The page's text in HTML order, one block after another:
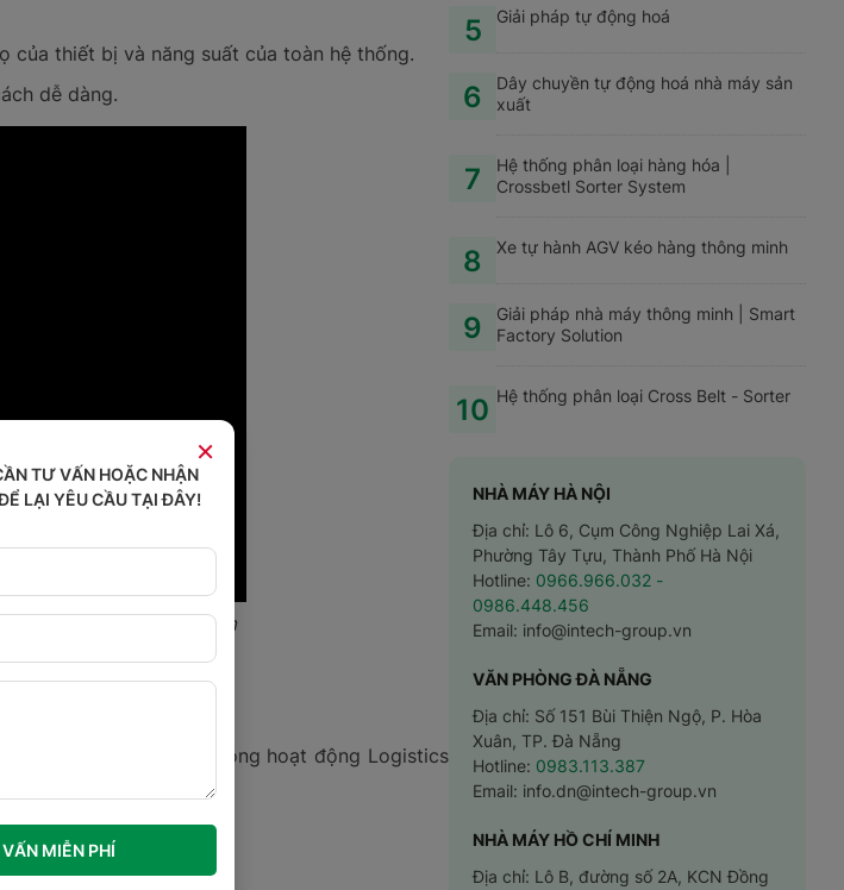
của thiết bị và năng suất của toàn hệ thống.
dễ dàng.
| Crossbetl Sorter System
giảm chi phí rất lớn trong hoạt động Logistics
ưu thế và khác biệt;
vụ;
5 Giải pháp tự động hoá
6
Dây chuyền tự động hoá nhà máy sản
xuất
7
Hệ thống phân loại hàng hóa |
Crossbetl Sorter System
8 Xe tự hành AGV kéo hàng thông minh
9
Giải pháp nhà máy thông minh | Smart
Factory Solution
10 Hệ thống phân loại Cross Belt - Sorter
NHÀ MÁY HÀ NỘI
Địa chỉ: Lô 6, Cụm Công Nghiệp Lai Xá,
Phường Tây Tựu, Thành Phố Hà Nội
Hotline: 0966.966.032 -
0986.448.456
Email: info@intech-group.vn
VĂN PHÒNG ĐÀ NẴNG
Địa chỉ: Số 151 Bùi Thiện Ngộ, P. Hòa
Xuân, TP. Đà Nẵng
Hotline: 0983.113.387
Email: info.dn@intech-group.vn
NHÀ MÁY HỒ CHÍ MINH
Địa chỉ: Lô B, đường số 2A, KCN Đồng
×
TƯ VẤN HOẶC NHẬN
LẠI YÊU CẦU TẠI ĐÂY!
MIỄN PHÍ